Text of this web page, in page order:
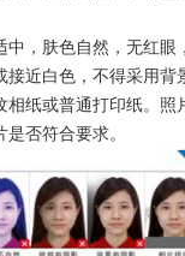
，肤色自然，无红眼
近白色，不得采用背
纸或普通打印纸。照
否符合要求。